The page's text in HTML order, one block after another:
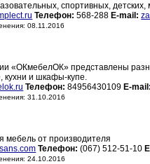
спортивных,
Телефон: 568-288 E-mail:
08.11.2016
«ОКмебелОК» представлены
кухни и шкафы-купе.
Телефон: 84956430109 E-mail:
31.10.2016
мебель от производителя
Телефон: (067) 512-51-10
24.10.2016